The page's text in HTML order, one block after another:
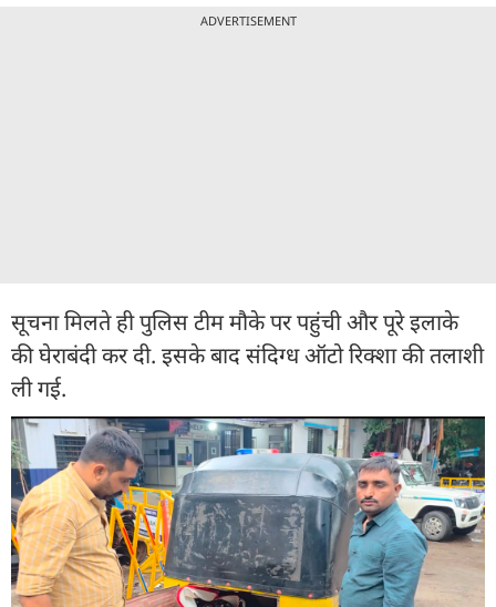
ADVERTISEMENT
सूचना मिलते ही पुलिस टीम मौके पर पहुंची और पूरे इलाके
की घेराबंदी कर दी. इसके बाद संदिग्ध ऑटो रिक्शा की तलाशी
ली गई.